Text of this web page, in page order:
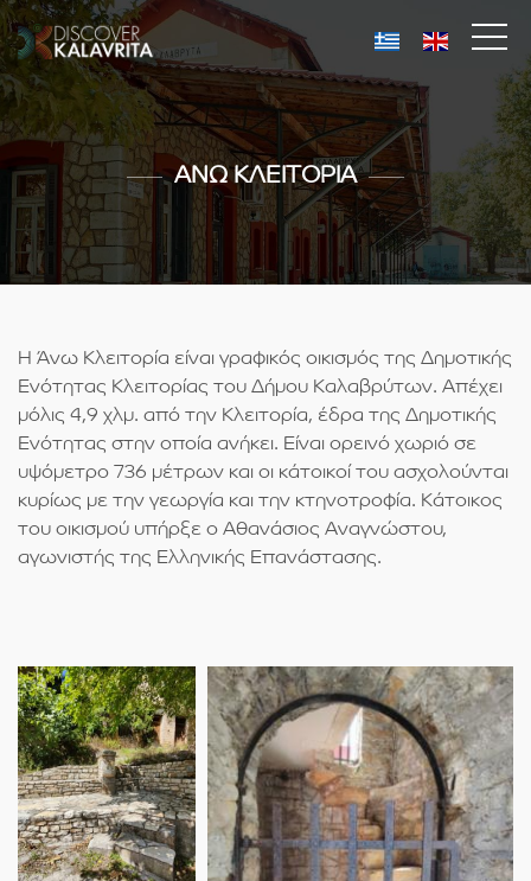
ΑΝΩ ΚΛΕΙΤΟΡΙΑ
Η Άνω Κλειτορία είναι γραφικός οικισμός της Δημοτικής
Ενότητας Κλειτορίας του Δήμου Καλαβρύτων. Απέχει
μόλις 4,9 χλμ. από την Κλειτορία, έδρα της Δημοτικής
Ενότητας στην οποία ανήκει. Είναι ορεινό χωριό σε
υψόμετρο 736 μέτρων και οι κάτοικοί του ασχολούνται
κυρίως με την γεωργία και την κτηνοτροφία. Κάτοικος
του οικισμού υπήρξε ο Αθανάσιος Αναγνώστου,
αγωνιστής της Ελληνικής Επανάστασης.